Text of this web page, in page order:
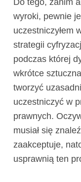
Do tego, zanim
wyroki, pewnie
uczestniczyłem
strategii
podczas której
wkrótce
tworzyć
uczestniczyć w
prawnych.
musiał się
zaakceptuje,
usprawnią ten